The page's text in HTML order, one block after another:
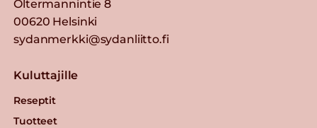
Oltermannintie 8
00620 Helsinki
sydanmerkki@sydanliitto.fi
Kuluttajille
Reseptit
Tuotteet